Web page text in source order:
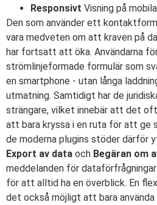
Responsivt Visning på
Den som använder ett
vara medveten om att kraven på
har fortsatt att öka. Användarna
strömlinjeformade formulär som
en smartphone - utan långa
utmatning. Samtidigt har de
strängare, vilket innebär att det
att bara kryssa i en ruta för att ge
de moderna plugins stöder därför
Export av data och Begäran om
meddelanden för
för att alltid ha en överblick. En
det också möjligt att bara använda